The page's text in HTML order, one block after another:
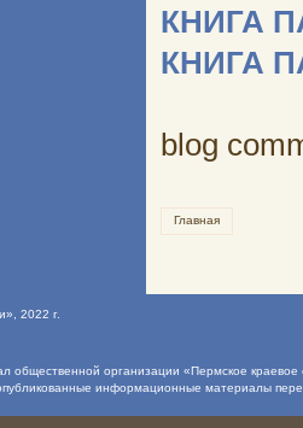
КНИГА
КНИГА
blog
Главная
, 2022 г.
общественной организации «Пермское
информационные материалы